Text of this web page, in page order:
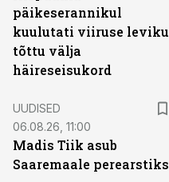
päikeserannikul
kuulutati viiruse leviku
tõttu välja
häireseisukord
UUDISED
06.08.26, 11:00
Madis Tiik asub
Saaremaale perearstiks